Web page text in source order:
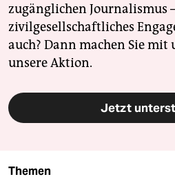
zugänglichen Journalismus
zivilgesellschaftliches
auch? Dann machen Sie
unsere Aktion.
Jetzt
Themen